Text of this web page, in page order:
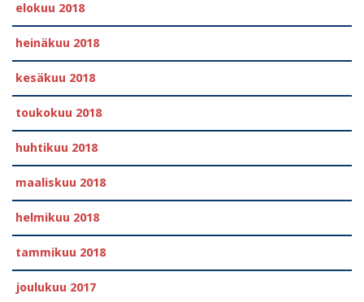
elokuu 2018
heinäkuu 2018
kesäkuu 2018
toukokuu 2018
huhtikuu 2018
maaliskuu 2018
helmikuu 2018
tammikuu 2018
joulukuu 2017